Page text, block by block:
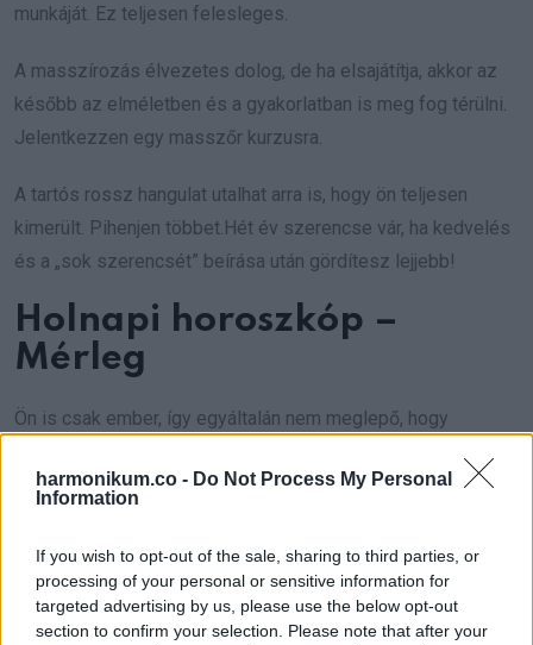
harmonikum.co - Do Not Process My Personal
Information
If you wish to opt-out of the sale, sharing to third parties, or
processing of your personal or sensitive information for
targeted advertising by us, please use the below opt-out
section to confirm your selection. Please note that after your
munkáját. Ez teljesen felesleges.
A masszírozás élvezetes dolog, de ha elsajátítja, akkor az
később az elméletben és a gyakorlatban is meg fog térülni.
Jelentkezzen egy masszőr kurzusra.
A tartós rossz hangulat utalhat arra is, hogy ön teljesen
kimerült. Pihenjen többet.Hét év szerencse vár, ha kedvelés
és a „sok szerencsét” beírása után gördítesz lejjebb!
Holnapi horoszkóp –
Mérleg
Ön is csak ember, így egyáltalán nem meglepő, hogy
információkkal egy-egy döntés meghozásához. Nincs abban
szakembertől kér segítséget. Ha így tesz, akkor végül
megnyugodhat és visszatér a rég elveszett béke is a
lelkébe.